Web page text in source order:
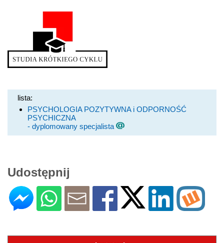
lista:
PSYCHOLOGIA POZYTYWNA i ODPORNOŚĆ
PSYCHICZNA
- dyplomowany specjalista
Udostępnij